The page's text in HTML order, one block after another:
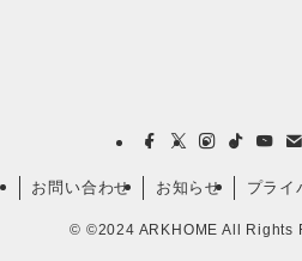
お問い合わせ お知らせ プライ
© ©2024 ARKHOME All Rights